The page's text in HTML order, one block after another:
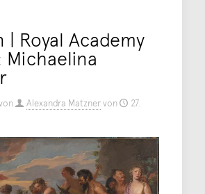
| Royal Academy
Alexandra Matznervon
27.